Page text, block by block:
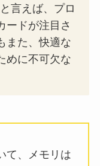
言えば、プロ
ードが注目さ
また、快適な
めに不可欠な
て、メモリは